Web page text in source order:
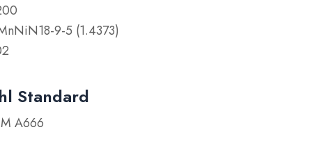
9-5 (1.4373)
Standard
A666